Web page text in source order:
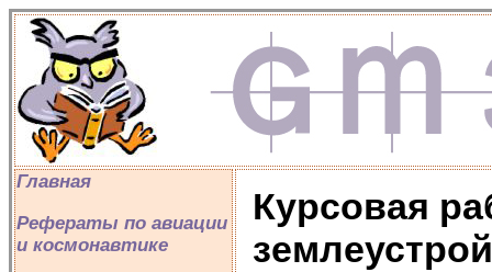
Главная
Рефераты по авиации
и космонавтике
Курсовая